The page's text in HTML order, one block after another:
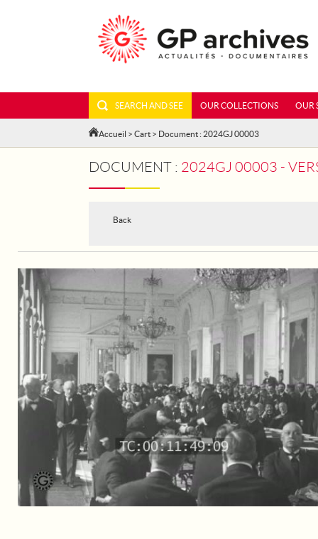
SEARCH AND SEE OUR COLLECTIONS OUR
Accueil > Cart > Document : 2024GJ 00003
DOCUMENT : 2024GJ 00003 - VERSAILLES.
Back